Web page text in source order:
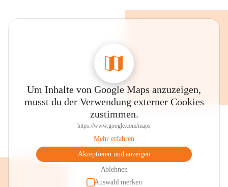
Um Inhalte von Google Maps anzuzeigen,
musst du der Verwendung externer Cookies
zustimmen.
https://www.google.com/maps
Mehr erfahren
Akzeptieren und anzeigen
Ablehnen
Auswahl merken